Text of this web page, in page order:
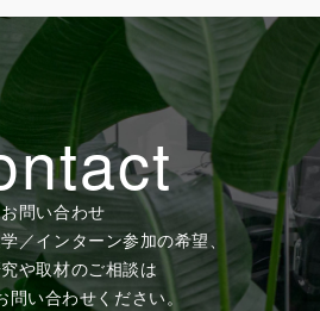
お問い合わせ
／インターン参加の希望、
や取材のご相談は
問い合わせください。